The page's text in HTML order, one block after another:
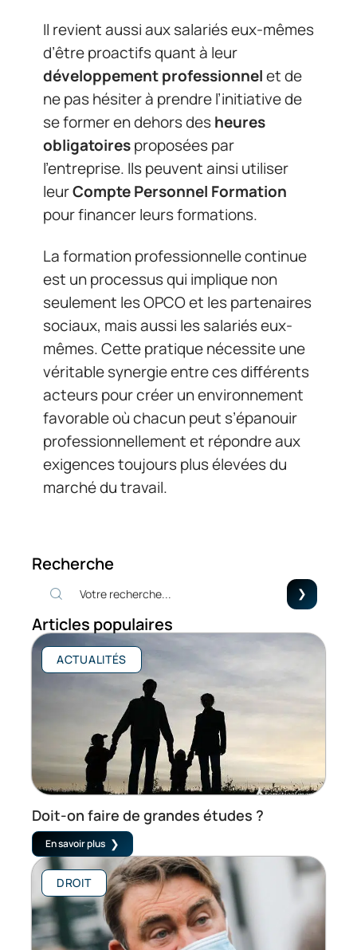
Il revient aussi aux salariés eux-mêmes
d’être proactifs quant à leur
développement professionnelet de
ne pas hésiter à prendre l’initiative de
se former en dehors desheures
obligatoiresproposées par
l’entreprise. Ils peuvent ainsi utiliser
leurCompte Personnel Formation
pour financer leurs formations.
La formation professionnelle continue
est un processus qui implique non
seulement les OPCO et les partenaires
sociaux, mais aussi les salariés eux-
mêmes. Cette pratique nécessite une
véritable synergie entre ces différents
acteurs pour créer un environnement
favorable où chacun peut s’épanouir
professionnellement et répondre aux
exigences toujours plus élevées du
marché du travail.
Recherche
Articles populaires
ACTUALITÉS
Doit-on faire de grandes études ?
En savoir plus
DROIT